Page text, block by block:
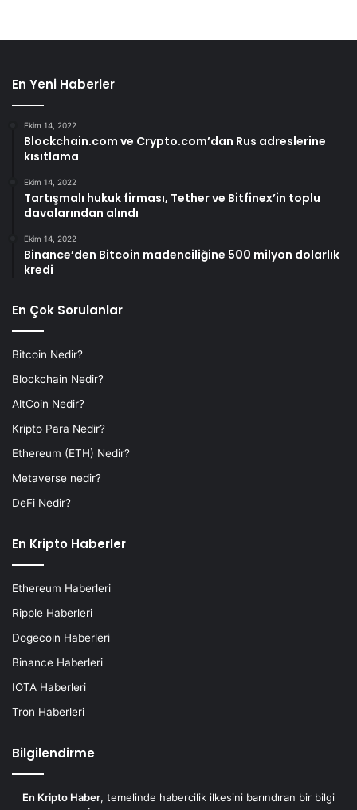
En Yeni Haberler
Ekim 14, 2022
Blockchain.com ve Crypto.com’dan Rus adreslerine
kısıtlama
Ekim 14, 2022
Tartışmalı hukuk firması, Tether ve Bitfinex’in toplu
davalarından alındı
Ekim 14, 2022
Binance’den Bitcoin madenciliğine 500 milyon dolarlık
kredi
En Çok Sorulanlar
Bitcoin Nedir?
Blockchain Nedir?
AltCoin Nedir?
Kripto Para Nedir?
Ethereum (ETH) Nedir?
Metaverse nedir?
DeFi Nedir?
En Kripto Haberler
Ethereum Haberleri
Ripple Haberleri
Dogecoin Haberleri
Binance Haberleri
IOTA Haberleri
Tron Haberleri
Bilgilendirme
En Kripto Haber, temelinde habercilik ilkesini barındıran bir bilgi